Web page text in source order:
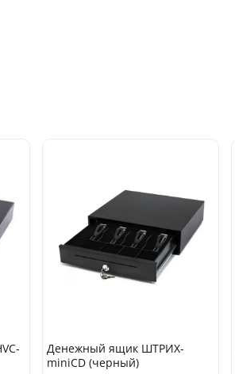
Денежный ящик ШТРИХ-
miniCD (черный)